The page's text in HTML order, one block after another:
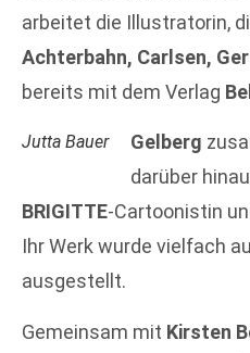
arbeitet die Illustratorin,
Achterbahn, Carlsen,
bereits mit dem Verlag
Jutta Bauer Gelberg
darüber
BRIGITTE-Cartoonistin
Ihr Werk wurde vielfach
ausgestellt.
Gemeinsam mit Kirsten